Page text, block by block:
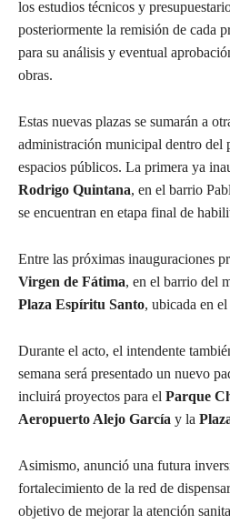
los estudios técnicos y
posteriormente la remisión de cada
para su análisis y eventual
obras.
Estas nuevas plazas se sumarán a
administración municipal dentro del
espacios públicos. La primera ya
Rodrigo Quintana, en el barrio
se encuentran en etapa final de
Entre las próximas inauguraciones
Virgen de Fátima, en el barrio del
Plaza Espíritu Santo, ubicada en
Durante el acto, el intendente
semana será presentado un nuevo
incluirá proyectos para el Parque
Aeropuerto Alejo García y la
Asimismo, anunció una futura
fortalecimiento de la red de
objetivo de mejorar la atención